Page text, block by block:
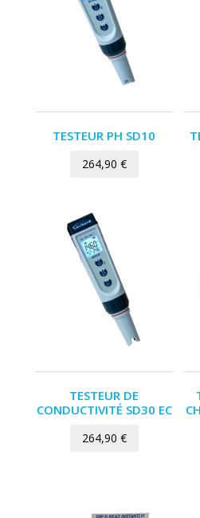
TESTEUR PH SD10
264,90 €
TESTEUR DE
CONDUCTIVITÉ SD30 EC
264,90 €